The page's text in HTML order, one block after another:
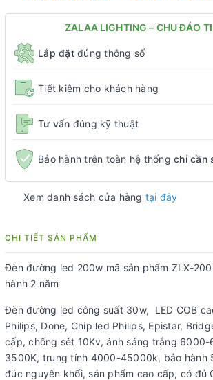
ZALAA LIGHTING – CHU ĐÁO
Lắp đặtđúng thông số
Tiết kiệm cho khách hàng
Tư vấn đúng kỹ thuật
Bảo hành trên toàn hệ thống chỉ cần
Xem danh sách cửa hàng tại đây
CHI TIẾT SẢN PHẨM
Đèn đường led 200w mã sản phẩm ZLX-
hành 2 năm
Đèn đường led công suất 30w, LED COB
Philips, Done, Chip led Philips, Epistar,
cấp, chống sét 10Kv, ánh sáng trắng
3500K, trung tính 4000-45000k, bảo hành
đúc nguyên khối, sản phẩm cao cấp, có đủ